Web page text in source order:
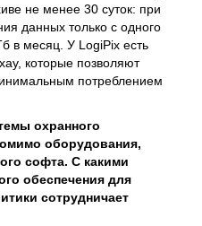
не менее 30 суток: при
данных только с одного
в месяц. У LogiPix есть
которые позволяют
потреблением
охранного
оборудования,
софта. С какими
обеспечения для
сотрудничает